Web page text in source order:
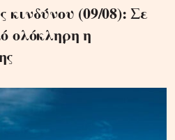
(09/08): Σε
ολόκληρη η